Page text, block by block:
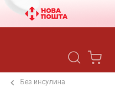
Без инсулина